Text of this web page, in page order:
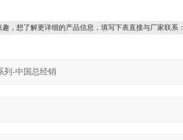
趣，想了解更详细的产品信息，填写下表直接与厂家联系：